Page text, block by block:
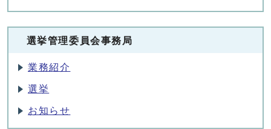
選挙管理委員会事務局
業務紹介
選挙
お知らせ